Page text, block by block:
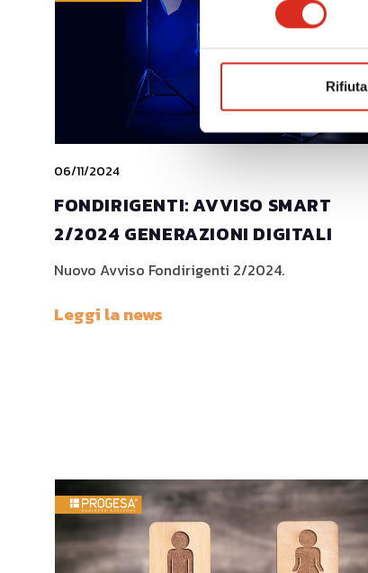
Rifiuta
06/11/2024
FONDIRIGENTI: AVVISO SMART
2/2024 GENERAZIONI DIGITALI
Nuovo Avviso Fondirigenti 2/2024.
Leggi la news